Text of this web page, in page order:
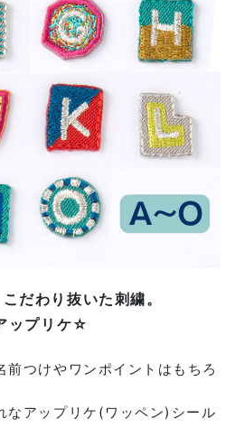
だわり抜いた刺繍。
ップリケ☆
前つけやワンポイントはもちろ
なアップリケ(ワッペン)シール